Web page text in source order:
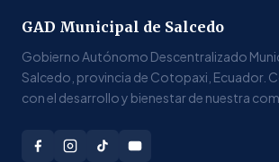
GAD Municipal de Salcedo
Gobierno Autónomo Descentralizado
Salcedo, provincia de Cotopaxi, Ecuador.
con el desarrollo y bienestar de nuestra